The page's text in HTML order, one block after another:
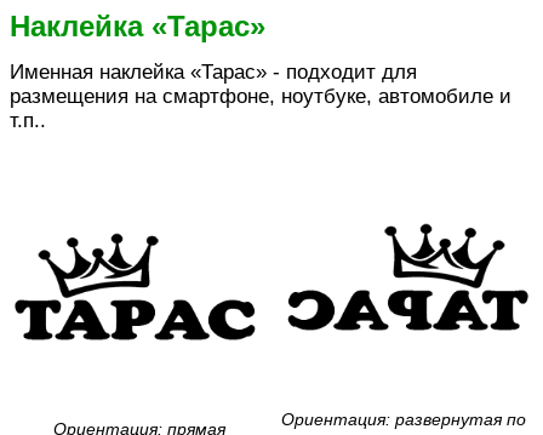
Наклейка «Тарас»
Именная наклейка «Тарас» - подходит для
размещения на смартфоне, ноутбуке, автомобиле и
т.п..
Ориентация: прямая
Ориентация: развернутая по